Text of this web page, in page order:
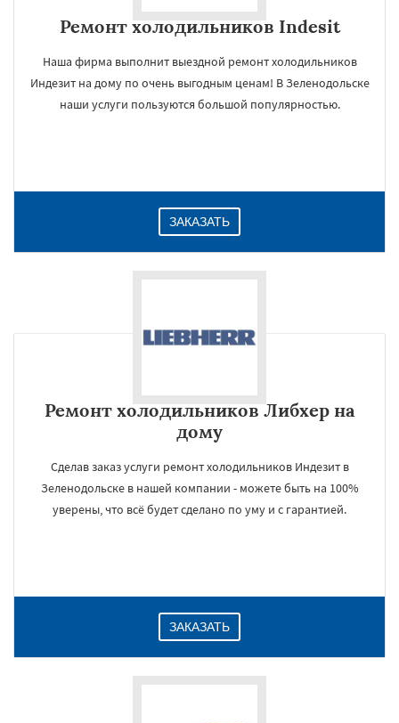
Ремонт холодильников Indesit
Наша фирма выполнит выездной ремонт холодильников
Индезит на дому по очень выгодным ценам! В Зеленодольске
наши услуги пользуются большой популярностью.
ЗАКАЗАТЬ
Ремонт холодильников Либхер на
дому
Сделав заказ услуги ремонт холодильников Индезит в
Зеленодольске в нашей компании - можете быть на 100%
уверены, что всё будет сделано по уму и с гарантией.
ЗАКАЗАТЬ